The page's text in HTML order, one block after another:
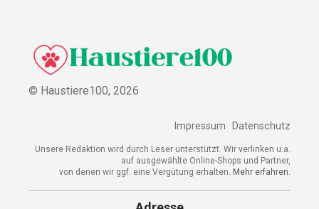
© Haustiere100, 2026
Impressum Datenschutz
Unsere Redaktion wird durch Leser unterstützt. Wir verlinken u.a.
auf ausgewählte Online-Shops und Partner,
von denen wir ggf. eine Vergütung erhalten. Mehr erfahren.